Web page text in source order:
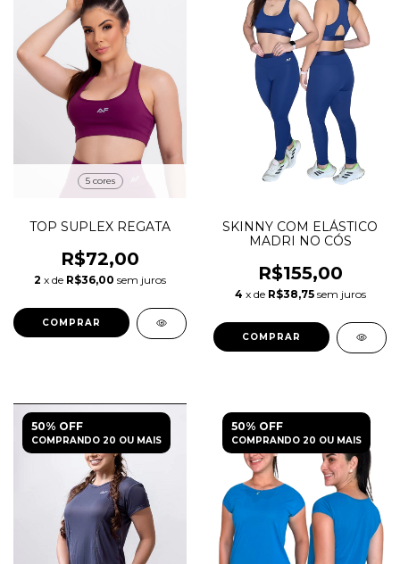
5 cores
TOP SUPLEX REGATA
R$72,00
2 x de R$36,00 sem juros
COMPRAR
SKINNY COM ELÁSTICO
MADRI NO CÓS
R$155,00
4 x de R$38,75 sem juros
COMPRAR
50% OFF
COMPRANDO 20 OU MAIS
50% OFF
COMPRANDO 20 OU MAIS